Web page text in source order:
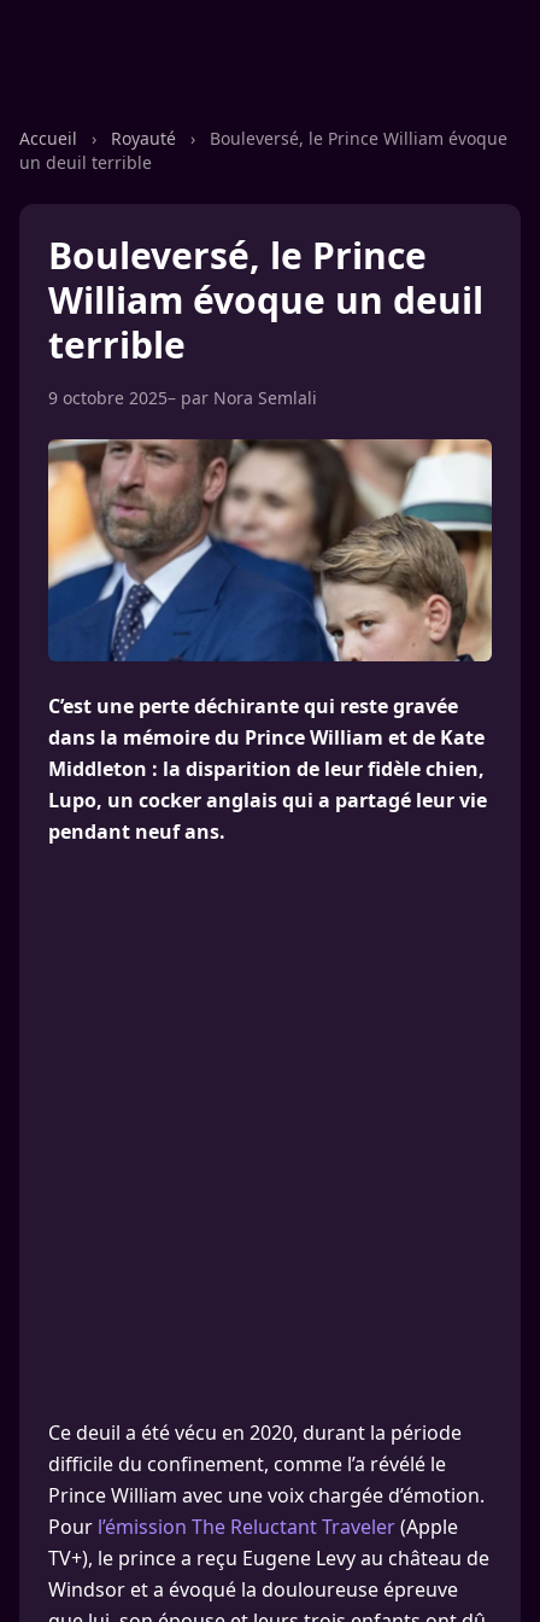
Accueil › Royauté ›
Bouleversé, le Prince William évoque
un deuil terrible
Bouleversé, le Prince
William évoque un deuil
terrible
9 octobre 2025– par Nora Semlali
C’est une perte déchirante qui reste gravée
dans la mémoire du Prince William et de Kate
Middleton : la disparition de leur fidèle chien,
Lupo, un cocker anglais qui a partagé leur vie
pendant neuf ans.
Ce deuil a été vécu en 2020, durant la période
difficile du confinement, comme l’a révélé le
Prince William avec une voix chargée d’émotion.
Pour l’émission The Reluctant Traveler(Apple
TV+), le prince a reçu Eugene Levy au château de
Windsor et a évoqué la douloureuse épreuve